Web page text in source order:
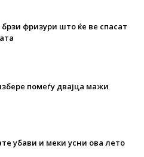
брзи фризури што ќе ве спасат
помеѓу двајца мажи
убави и меки усни ова лето